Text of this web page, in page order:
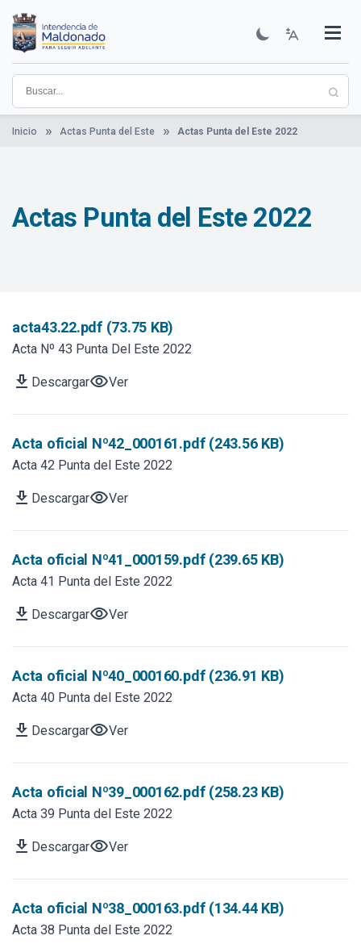
contenido
principal
Institucional
Municipios
Descubre Maldonado
Comunicación
Servicios
Guía De Trámites
Ver Noticias
Inicio Actas Punta del Este Actas Punta del Este 2022
Actas Punta del Este 2022
acta43.22.pdf (73.75 KB)
Acta Nº 43 Punta Del Este 2022
download DescargarvisibilityVer
Acta oficial Nº42_000161.pdf (243.56 KB)
Acta 42 Punta del Este 2022
download DescargarvisibilityVer
Acta oficial Nº41_000159.pdf (239.65 KB)
Acta 41 Punta del Este 2022
download DescargarvisibilityVer
Acta oficial Nº40_000160.pdf (236.91 KB)
Acta 40 Punta del Este 2022
download DescargarvisibilityVer
Acta oficial Nº39_000162.pdf (258.23 KB)
Acta 39 Punta del Este 2022
download DescargarvisibilityVer
Acta oficial Nº38_000163.pdf (134.44 KB)
Acta 38 Punta del Este 2022